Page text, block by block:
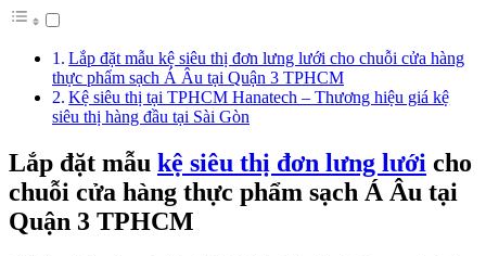
Lắp đặt mẫu kệ siêu thị đơn lưng lưới cho chuỗi cửa hàng
thực phẩm sạch Á Âu tại Quận 3 TPHCM
Kệ siêu thị tại TPHCM Hanatech – Thương hiệu giá kệ
siêu thị hàng đầu tại Sài Gòn
Lắp đặt mẫu kệ siêu thị đơn lưng lưới cho
chuỗi cửa hàng thực phẩm sạch Á Âu tại
Quận 3 TPHCM